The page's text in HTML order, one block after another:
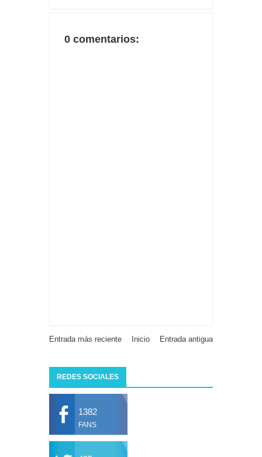
0 comentarios:
Entrada más reciente Entrada antigua
Inicio
REDES SOCIALES
1382
FANS